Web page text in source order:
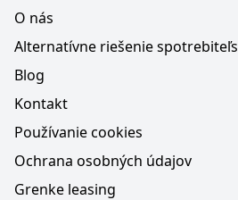
O nás
Alternatívne riešenie
Blog
Kontakt
Používanie cookies
Ochrana osobných údajov
Grenke leasing